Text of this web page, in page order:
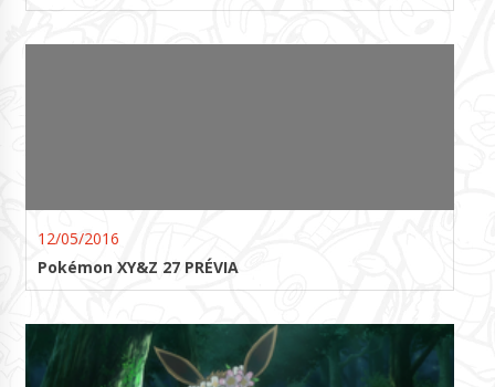
12/05/2016
Pokémon XY&Z 27 PRÉVIA